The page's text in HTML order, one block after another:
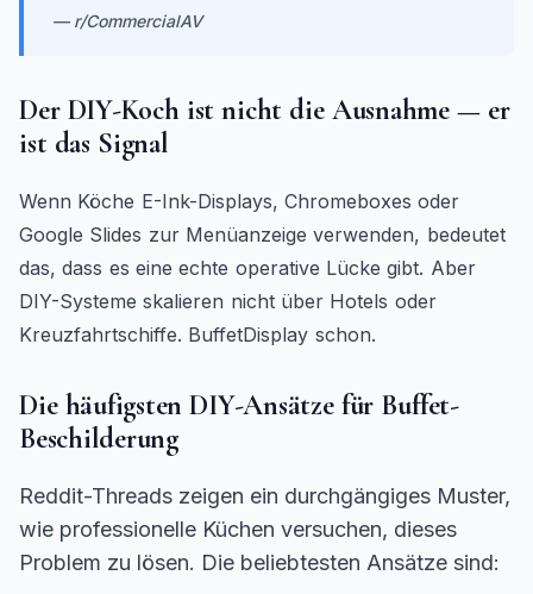
— r/CommercialAV
Der DIY-Koch ist nicht die Ausnahme — er
ist das Signal
Wenn Köche E-Ink-Displays, Chromeboxes oder
Google Slides zur Menüanzeige verwenden, bedeutet
das, dass es eine echte operative Lücke gibt. Aber
DIY-Systeme skalieren nicht über Hotels oder
Kreuzfahrtschiffe. BuffetDisplay schon.
Die häufigsten DIY-Ansätze für Buffet-
Beschilderung
Reddit-Threads zeigen ein durchgängiges Muster,
wie professionelle Küchen versuchen, dieses
Problem zu lösen. Die beliebtesten Ansätze sind: